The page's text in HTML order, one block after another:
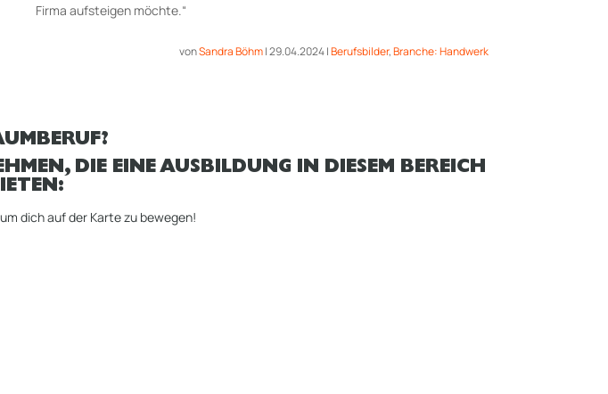
Firma aufsteigen möchte.“
vonSandra Böhm|29.04.2024|Berufsbilder,Branche: Handwerk
DIE EINE AUSBILDUNG IN DIESEM BEREICH
dich auf der Karte zu bewegen!